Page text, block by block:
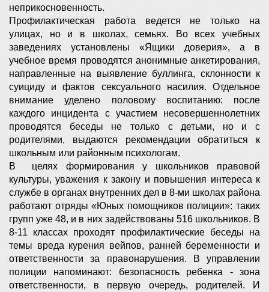
неприкосновенность.
Профилактическая работа ведется не только на
улицах, но и в школах, семьях. Во всех учебных
заведениях установлены «Ящики доверия», а в
учебное время проводятся анонимные анкетирования,
направленные на выявление буллинга, склонности к
суициду и фактов сексуального насилия. Отдельное
внимание уделено половому воспитанию: после
каждого инцидента с участием несовершеннолетних
проводятся беседы не только с детьми, но и с
родителями, выдаются рекомендации обратиться к
школьным или районным психологам.
В целях формирования у школьников правовой
культуры, уважения к закону и повышения интереса к
службе в органах внутренних дел в 8-ми школах района
работают отряды «Юных помощников полиции»: таких
групп уже 48, и в них задействованы 516 школьников. В
8-11 классах проходят профилактические беседы на
темы вреда курения вейпов, ранней беременности и
ответственности за правонарушения. В управлении
полиции напоминают: безопасность ребенка - зона
ответственности, в первую очередь, родителей. И